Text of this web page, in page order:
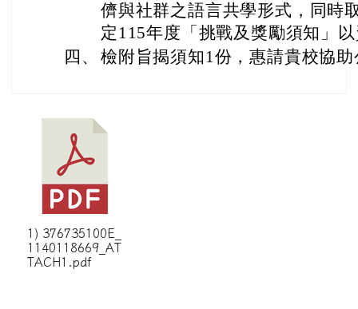
儕與社群之語言共學形式，同時
定115年度「挑戰及獎勵須知」
四、 檢附旨揭須知1份，惠請貴校協
1) 376735100E_
1140118669_AT
TACH1.pdf